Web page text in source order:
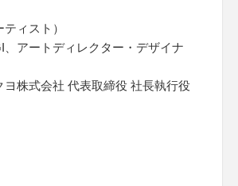
ィスト）
、アートディレクター・デザイナ
ヨ株式会社 代表取締役 社長執行役